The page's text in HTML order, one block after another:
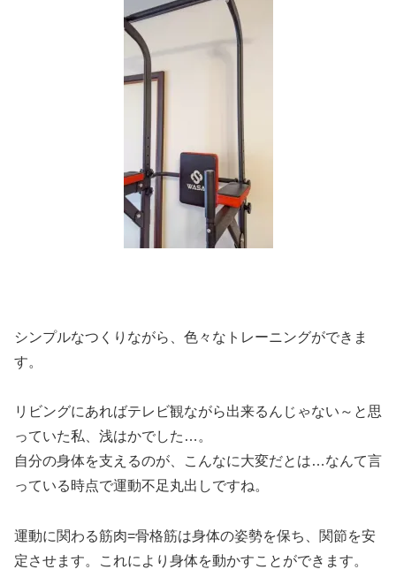
シンプルなつくりながら、色々なトレーニングができま
す。
リビングにあればテレビ観ながら出来るんじゃない～と思
っていた私、浅はかでした…。
自分の身体を支えるのが、こんなに大変だとは…なんて言
っている時点で運動不足丸出しですね。
運動に関わる筋肉=骨格筋は身体の姿勢を保ち、関節を安
定させます。これにより身体を動かすことができます。